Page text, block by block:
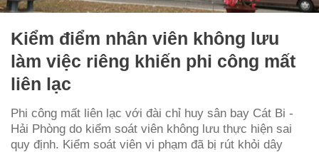
Kiểm điểm nhân viên không lưu
làm việc riêng khiến phi công mất
liên lạc
Phi công mất liên lạc với đài chỉ huy sân bay Cát Bi -
Hải Phòng do kiểm soát viên không lưu thực hiện sai
quy định. Kiểm soát viên vi phạm đã bị rút khỏi dây